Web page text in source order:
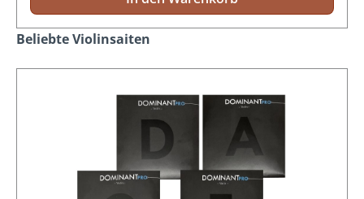
Produktgalerie überspringen
Beliebte Violinsaiten